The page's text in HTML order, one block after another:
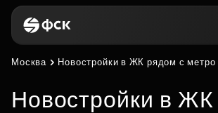
Москва Новостройки в ЖК рядом с метро
Новостройки в